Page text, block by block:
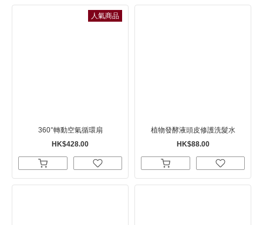
人氣商品
360°轉動空氣循環扇
HK$428.00
植物發酵液頭皮修護洗髮水
HK$88.00